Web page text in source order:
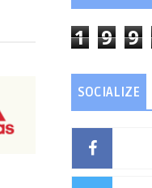
1 9 9
SOCIALIZE